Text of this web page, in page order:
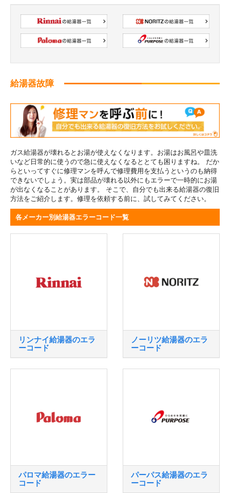
給湯器故障
ガス給湯器が壊れるとお湯が使えなくなります。お湯はお風呂や皿洗
いなど日常的に使うので急に使えなくなるととても困りますね。 だか
らといってすぐに修理マンを呼んで修理費用を支払うというのも納得
できないでしょう。実は部品が壊れる以外にもエラーで一時的にお湯
が出なくなることがあります。 そこで、自分でも出来る給湯器の復旧
方法をご紹介します。修理を依頼する前に、試してみてください。
各メーカー別給湯器エラーコード一覧
リンナイ給湯器のエラ
ーコード
ノーリツ給湯器のエラ
ーコード
パロマ給湯器のエラー
コード
パーパス給湯器のエラ
ーコード